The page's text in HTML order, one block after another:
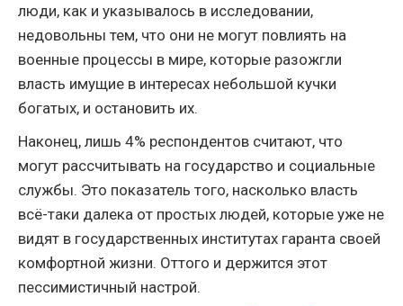
люди, как и указывалось в исследовании,
недовольны тем, что они не могут повлиять на
военные процессы в мире, которые разожгли
власть имущие в интересах небольшой кучки
богатых, и остановить их.
Наконец, лишь 4% респондентов считают, что
могут рассчитывать на государство и социальные
службы. Это показатель того, насколько власть
всё-таки далека от простых людей, которые уже не
видят в государственных институтах гаранта своей
комфортной жизни. Оттого и держится этот
пессимистичный настрой.